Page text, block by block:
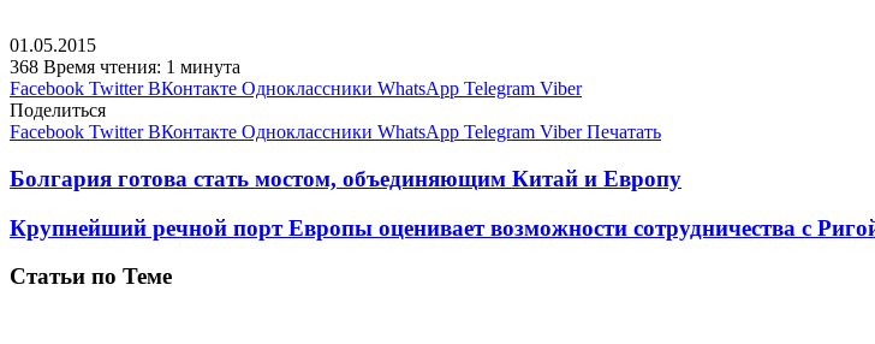
01.05.2015
368 Время чтения: 1 минута
Facebook Twitter ВКонтакте Одноклассники WhatsApp Telegram Viber
Поделиться
Facebook Twitter ВКонтакте Одноклассники WhatsApp Telegram Viber Печатать
Болгария готова стать мостом, объединяющим Китай и Европу
Крупнейший речной порт Европы оценивает возможности сотрудничества с
Статьи по Теме